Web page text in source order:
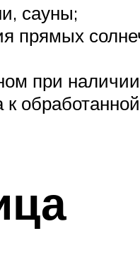
сауны;
прямых
при